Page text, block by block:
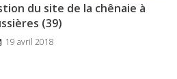
du site de la chênaie à
(39)
19 avril 2018